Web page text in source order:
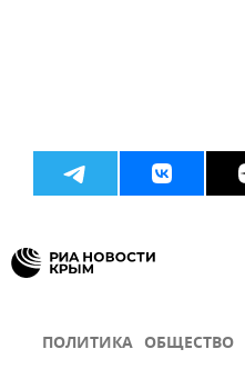
ПОЛИТИКА ОБЩЕСТВО